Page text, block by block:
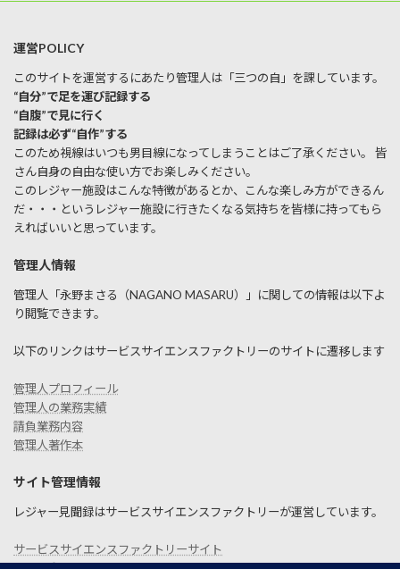
運営POLICY
このサイトを運営するにあたり管理人は「三つの自」を課しています。
“自分”で足を運び記録する
“自腹”で見に行く
記録は必ず“自作”する
このため視線はいつも男目線になってしまうことはご了承ください。 皆
さん自身の自由な使い方でお楽しみください。
このレジャー施設はこんな特徴があるとか、こんな楽しみ方ができるん
だ・・・というレジャー施設に行きたくなる気持ちを皆様に持ってもら
えればいいと思っています。
管理人情報
管理人「永野まさる（NAGANO MASARU）」に関しての情報は以下よ
り閲覧できます。
以下のリンクはサービスサイエンスファクトリーのサイトに遷移します
管理人プロフィール
管理人の業務実績
請負業務内容
管理人著作本
サイト管理情報
レジャー見聞録はサービスサイエンスファクトリーが運営しています。
サービスサイエンスファクトリーサイト